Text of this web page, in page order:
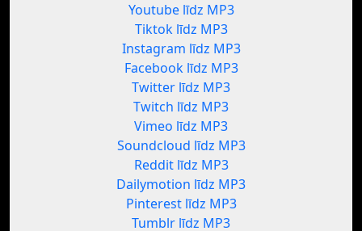
Youtube līdz MP3
Tiktok līdz MP3
Instagram līdz MP3
Facebook līdz MP3
Twitter līdz MP3
Twitch līdz MP3
Vimeo līdz MP3
Soundcloud līdz MP3
Reddit līdz MP3
Dailymotion līdz MP3
Pinterest līdz MP3
Tumblr līdz MP3